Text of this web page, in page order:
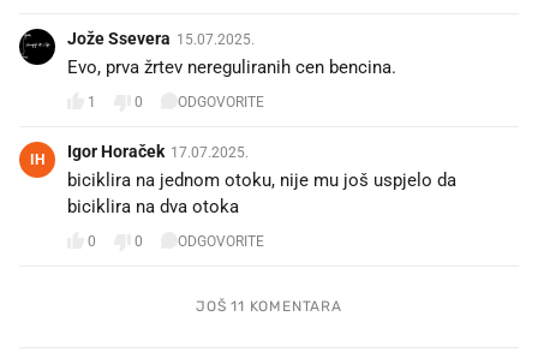
Jože Ssevera 15.07.2025.
Evo, prva žrtev nereguliranih cen bencina.
1 0 ODGOVORITE
IH Igor Horaček 17.07.2025.
biciklira na jednom otoku, nije mu još uspjelo da
biciklira na dva otoka
0 0 ODGOVORITE
JOŠ 11 KOMENTARA